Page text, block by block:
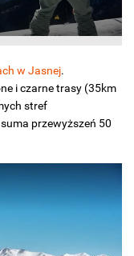
w Jasnej.
i czarne trasy (35km
stref
przewyższeń 50